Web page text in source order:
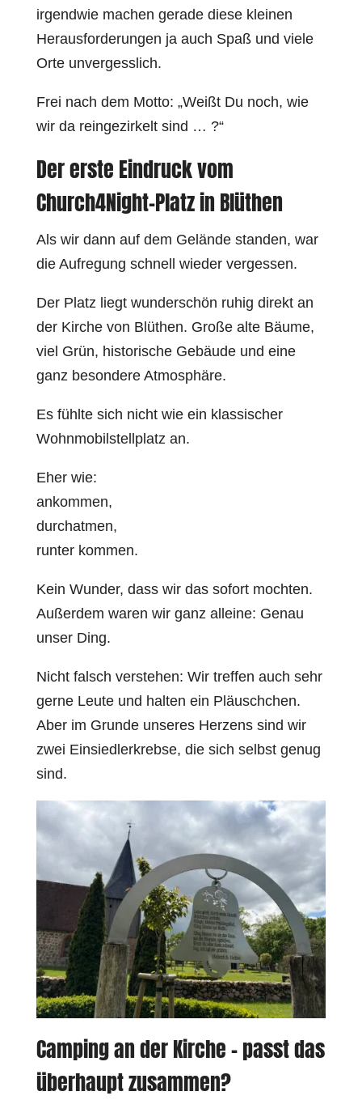
irgendwie machen gerade diese kleinen
Herausforderungen ja auch Spaß und viele
Orte unvergesslich.
Frei nach dem Motto: „Weißt Du noch, wie
wir da reingezirkelt sind … ?“
Der erste Eindruck vom
Church4Night-Platz in Blüthen
Als wir dann auf dem Gelände standen, war
die Aufregung schnell wieder vergessen.
Der Platz liegt wunderschön ruhig direkt an
der Kirche von Blüthen. Große alte Bäume,
viel Grün, historische Gebäude und eine
ganz besondere Atmosphäre.
Es fühlte sich nicht wie ein klassischer
Wohnmobilstellplatz an.
Eher wie:
ankommen,
durchatmen,
runter kommen.
Kein Wunder, dass wir das sofort mochten.
Außerdem waren wir ganz alleine: Genau
unser Ding.
Nicht falsch verstehen: Wir treffen auch sehr
gerne Leute und halten ein Pläuschchen.
Aber im Grunde unseres Herzens sind wir
zwei Einsiedlerkrebse, die sich selbst genug
sind.
Camping an der Kirche – passt das
überhaupt zusammen?